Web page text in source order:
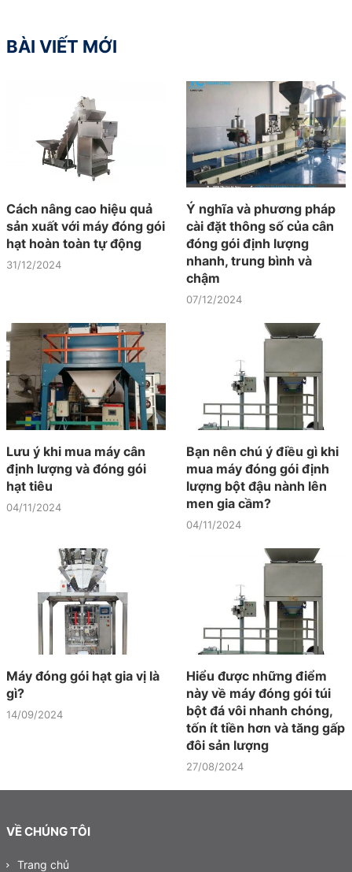
BÀI VIẾT MỚI
Cách nâng cao hiệu quả
sản xuất với máy đóng gói
hạt hoàn toàn tự động
31/12/2024
Ý nghĩa và phương pháp
cài đặt thông số của cân
đóng gói định lượng
nhanh, trung bình và
chậm
07/12/2024
Lưu ý khi mua máy cân
định lượng và đóng gói
hạt tiêu
04/11/2024
Bạn nên chú ý điều gì khi
mua máy đóng gói định
lượng bột đậu nành lên
men gia cầm?
04/11/2024
Máy đóng gói hạt gia vị là
gì?
14/09/2024
Hiểu được những điểm
này về máy đóng gói túi
bột đá vôi nhanh chóng,
tốn ít tiền hơn và tăng gấp
đôi sản lượng
27/08/2024
VỀ CHÚNG TÔI
Trang chủ